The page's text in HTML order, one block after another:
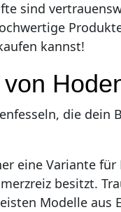
sind
kannst!
die dein
eine Variante
besitzt.
Modelle aus